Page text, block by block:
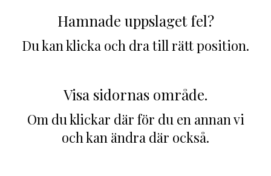
Hamnade uppslaget fel?
Du kan klicka och dra till rätt position.
Visa sidornas område.
Om du klickar där för du en annan vi
och kan ändra där också.